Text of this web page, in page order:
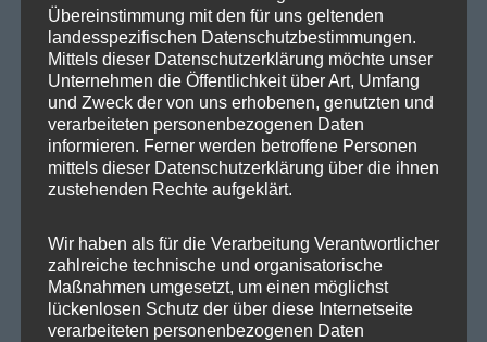
SPD Links
SPD in Europaparlament
SPD Deutschland
SPD Berlin
SPD Fraktion Berlin
SPD Reinickendorf
Übereinstimmung mit den für uns geltenden
landesspezifischen Datenschutzbestimmungen.
Mittels dieser Datenschutzerklärung möchte unser
Unternehmen die Öffentlichkeit über Art, Umfang
und Zweck der von uns erhobenen, genutzten und
verarbeiteten personenbezogenen Daten
informieren. Ferner werden betroffene Personen
mittels dieser Datenschutzerklärung über die ihnen
zustehenden Rechte aufgeklärt.
Wir haben als für die Verarbeitung Verantwortlicher
zahlreiche technische und organisatorische
Maßnahmen umgesetzt, um einen möglichst
lückenlosen Schutz der über diese Internetseite
verarbeiteten personenbezogenen Daten